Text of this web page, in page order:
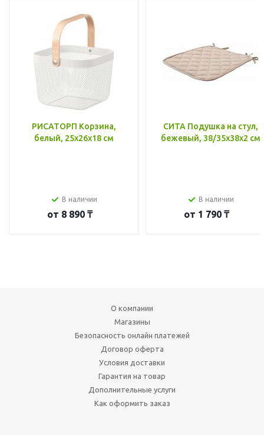
РИСАТОРП Корзина,
белый, 25x26x18 см
В наличии
от 8 890 ₸
СИТА Подушка на стул,
бежевый, 38/35x38x2 см
В наличии
от 1 790 ₸
О компании
Магазины
Безопасность онлайн платежей
Договор оферта
Условия доставки
Гарантия на товар
Дополнительные услуги
Как оформить заказ